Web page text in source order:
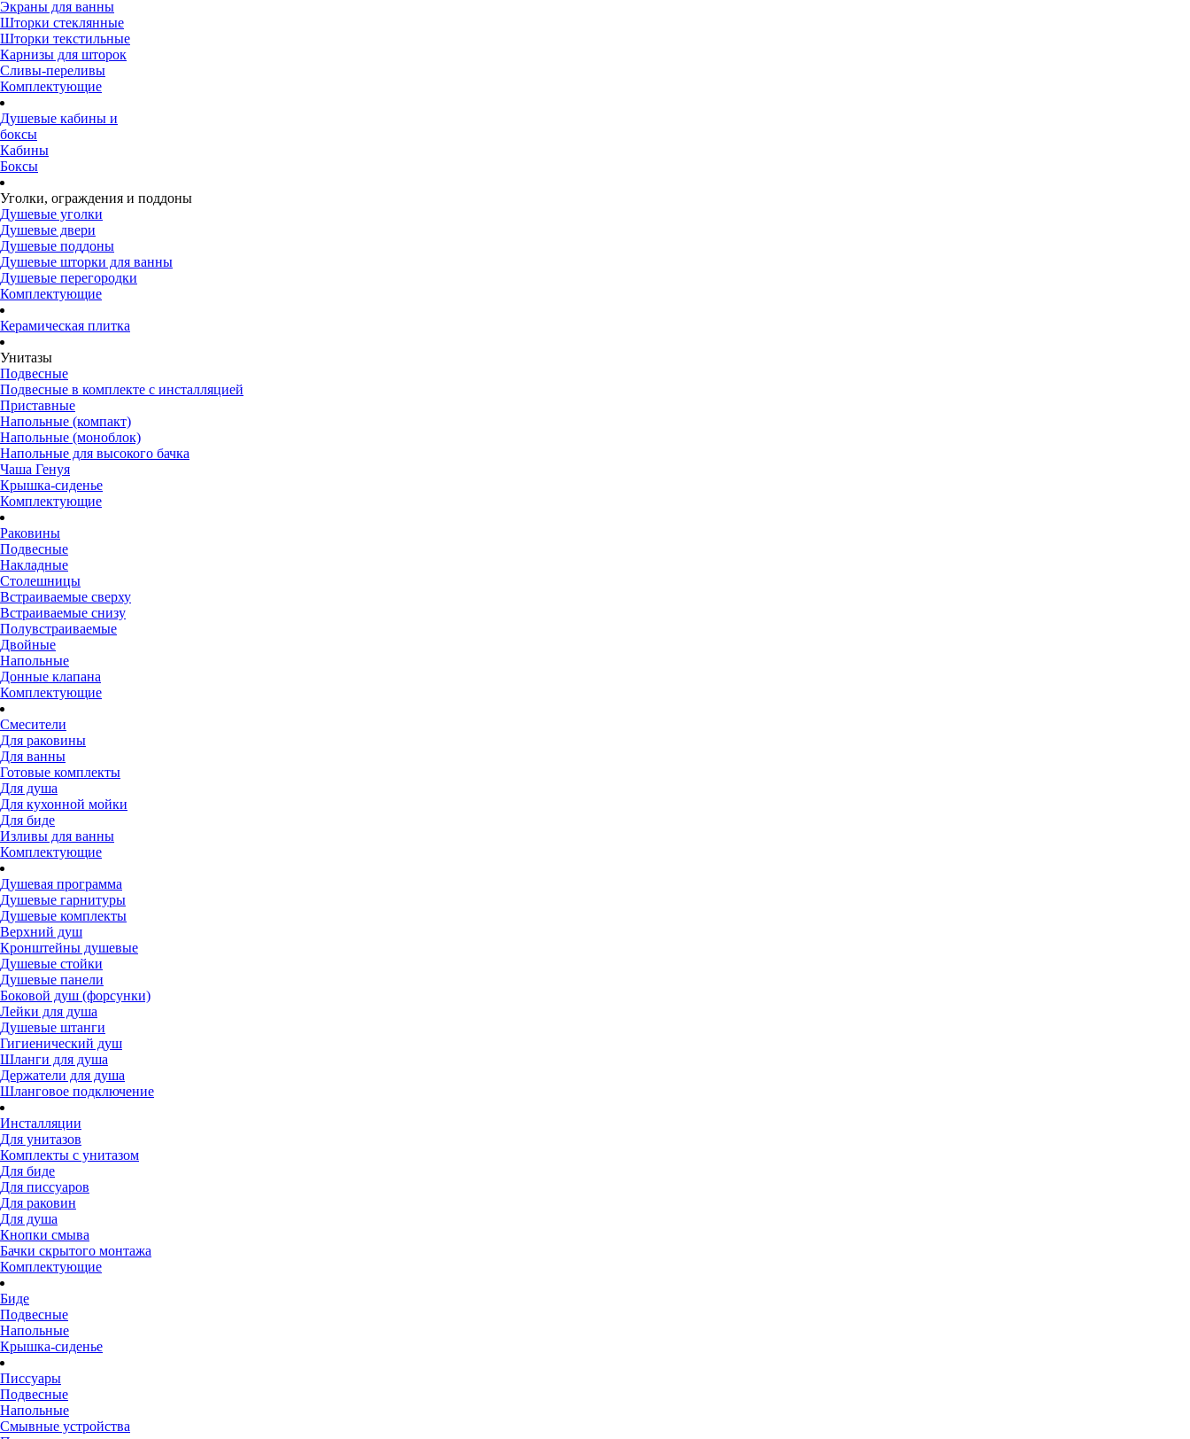
Экраны для ванны
Шторки стеклянные
Шторки текстильные
Карнизы для шторок
Сливы-переливы
Комплектующие
Душевые кабины и
боксы
Кабины
Боксы
Уголки, ограждения и поддоны
Душевые уголки
Душевые двери
Душевые поддоны
Душевые шторки для ванны
Душевые перегородки
Комплектующие
Керамическая плитка
Унитазы
Подвесные
Подвесные в комплекте с инсталляцией
Приставные
Напольные (компакт)
Напольные (моноблок)
Напольные для высокого бачка
Чаша Генуя
Крышка-сиденье
Комплектующие
Раковины
Подвесные
Накладные
Столешницы
Встраиваемые сверху
Встраиваемые снизу
Полувстраиваемые
Двойные
Напольные
Донные клапана
Комплектующие
Смесители
Для раковины
Для ванны
Готовые комплекты
Для душа
Для кухонной мойки
Для биде
Изливы для ванны
Комплектующие
Душевая программа
Душевые гарнитуры
Душевые комплекты
Верхний душ
Кронштейны душевые
Душевые стойки
Душевые панели
Боковой душ (форсунки)
Лейки для душа
Душевые штанги
Гигиенический душ
Шланги для душа
Держатели для душа
Шланговое подключение
Инсталляции
Для унитазов
Комплекты с унитазом
Для биде
Для писсуаров
Для раковин
Для душа
Кнопки смыва
Бачки скрытого монтажа
Комплектующие
Биде
Подвесные
Напольные
Крышка-сиденье
Писсуары
Подвесные
Напольные
Смывные устройства